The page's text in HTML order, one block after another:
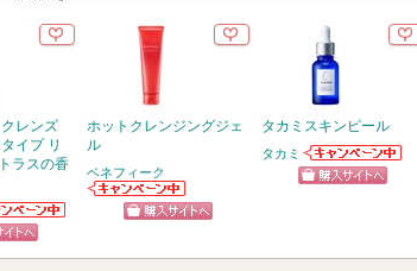
レンズ
イプ リ
ラスの香
アからの
せがあり
ン
ホットクレンジングジェ
ル
ベネフィーク
ベネフィークか
らのお知らせが
タカミスキンピール
タカミ
タカミからのお
知らせがありま